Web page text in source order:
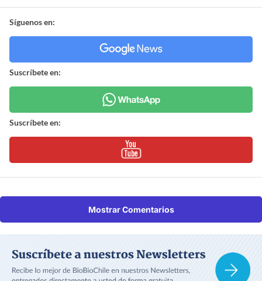
Síguenos en:
Suscríbete en:
Suscríbete en:
Mostrar Comentarios